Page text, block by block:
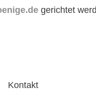
gerichtet
Kontakt